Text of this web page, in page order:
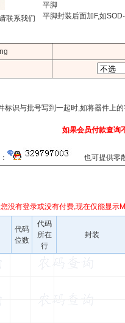
联系我们
平脚
平脚封装后面加F,如
标识与批号写到一起时,如将器件上
如果会员付款查询
也可提供零
您没有登录或没有付费,现在仅能显示
代码
位数
代码
所在
行
封装